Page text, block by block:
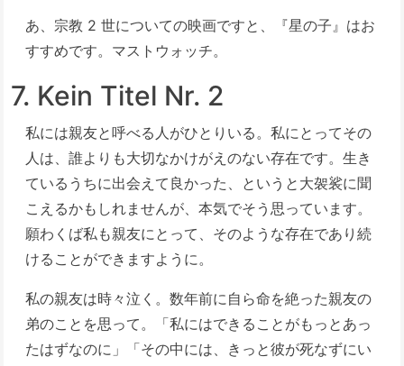
あ、宗教 2 世についての映画ですと、『星の子』はお
すすめです。マストウォッチ。
7. Kein Titel Nr. 2
私には親友と呼べる人がひとりいる。私にとってその
人は、誰よりも大切なかけがえのない存在です。生き
ているうちに出会えて良かった、というと大袈裟に聞
こえるかもしれませんが、本気でそう思っています。
願わくば私も親友にとって、そのような存在であり続
けることができますように。
私の親友は時々泣く。数年前に自ら命を絶った親友の
弟のことを思って。「私にはできることがもっとあっ
たはずなのに」「その中には、きっと彼が死なずにい